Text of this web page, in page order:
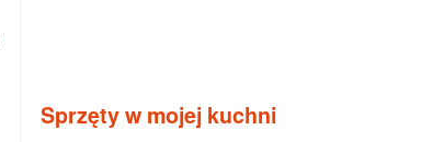
Sprzęty w mojej kuchni